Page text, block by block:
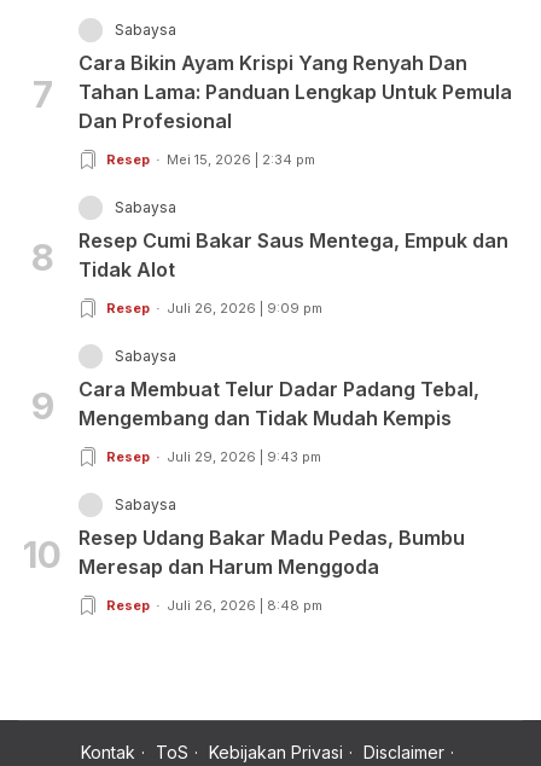
7
Sabaysa
Cara Bikin Ayam Krispi Yang Renyah Dan
Tahan Lama: Panduan Lengkap Untuk Pemula
Dan Profesional
Resep Mei 15, 2026 | 2:34 pm
8
Sabaysa
Resep Cumi Bakar Saus Mentega, Empuk dan
Tidak Alot
Resep Juli 26, 2026 | 9:09 pm
9
Sabaysa
Cara Membuat Telur Dadar Padang Tebal,
Mengembang dan Tidak Mudah Kempis
Resep Juli 29, 2026 | 9:43 pm
10
Sabaysa
Resep Udang Bakar Madu Pedas, Bumbu
Meresap dan Harum Menggoda
Resep Juli 26, 2026 | 8:48 pm
Kontak ToS Kebijakan Privasi Disclaimer